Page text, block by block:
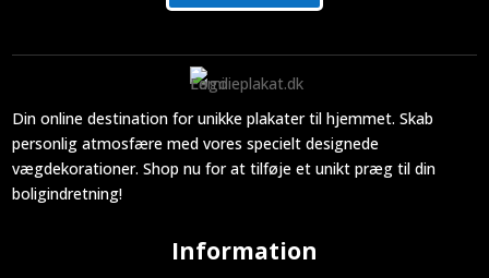
Din online destination for unikke plakater til hjemmet. Skab
personlig atmosfære med vores specielt designede
vægdekorationer. Shop nu for at tilføje et unikt præg til din
boligindretning!
Information